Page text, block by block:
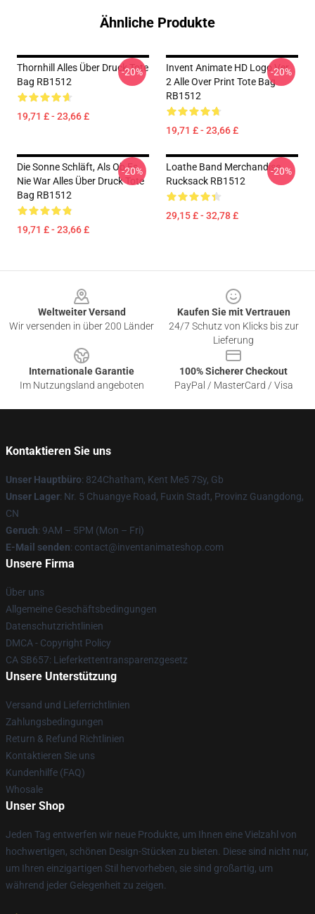
Ähnliche Produkte
Thornhill Alles Über Druck Tote
Bag RB1512
19,71 £ - 23,66 £
-20%
Invent Animate HD Logo Ver.
2 Alle Over Print Tote Bag
RB1512
19,71 £ - 23,66 £
-20%
Die Sonne Schläft, Als Ob Es
Nie War Alles Über Druck Tote
Bag RB1512
19,71 £ - 23,66 £
-20%
Loathe Band Merchandise
Rucksack RB1512
29,15 £ - 32,78 £
-20%
Weltweiter Versand
Wir versenden in über 200 Länder
Kaufen Sie mit Vertrauen
24/7 Schutz von Klicks bis zur
Lieferung
Internationale Garantie
Im Nutzungsland angeboten
100% Sicherer Checkout
PayPal / MasterCard / Visa
Kontaktieren Sie uns
Unser Hauptbüro: 824Chatham, Kent Me5 7Sy, Gb
Unser Lager: Nr. 5 Chuangye Road, Fuxin Stadt, Provinz Guangdong,
CN
Geruch: 9AM – 5PM (Mon – Fri)
E-Mail senden: contact@inventanimateshop.com
Unsere Firma
Über uns
Allgemeine Geschäftsbedingungen
Datenschutzrichtlinien
DMCA - Copyright Policy
CA SB657: Lieferkettentransparenzgesetz
Unsere Unterstützung
Versand und Lieferrichtlinien
Zahlungsbedingungen
Return & Refund Richtlinien
Kontaktieren Sie uns
Kundenhilfe (FAQ)
Whosale
Unser Shop
Jeden Tag entwerfen wir neue Produkte, um Ihnen eine Vielzahl von
hochwertigen, schönen Design-Stücken zu bieten. Diese sind nicht nur,
um Ihren einzigartigen Stil hervorheben, sie sind großartig, um
während jeder Gelegenheit zu zeigen.